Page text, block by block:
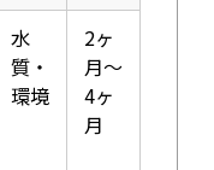
水
質・
環境
2ヶ
月〜
4ヶ
月